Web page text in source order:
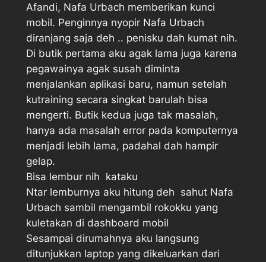
Afandi, Nafa Urbach memberikan kunci
mobil. Penginnya nyopir Nafa Urbach
diranjang saja deh .. penisku dah kumat nih.
Di butik pertama aku agak lama juga karena
pegawainya agak susah diminta
menjalankan aplikasi baru, namun setelah
kutraining secara singkat barulah bisa
mengerti. Butik kedua juga tak masalah,
hanya ada masalah error pada komputernya
menjadi lebih lama, padahal dah hampir
gelap.
Bisa lembur nih  kataku
Ntar lemburnya aku hitung deh  sahut Nafa
Urbach sambil mengambil rokokku yang
kuletakan di dashboard mobil
Sesampai dirumahnya aku langsung
ditunjukkan laptop yang dikeluarkan dari